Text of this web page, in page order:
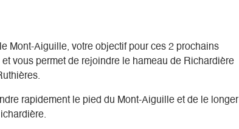
Mont-Aiguille, votre objectif pour ces 2 prochains
vous permet de rejoindre le hameau de Richardière
rapidement le pied du Mont-Aiguille et de le longer